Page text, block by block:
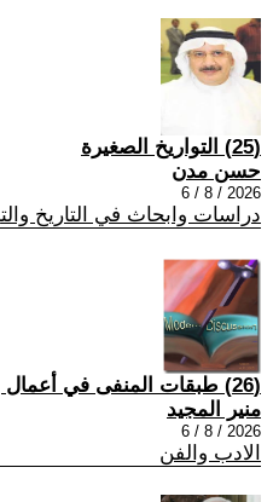
(25) التواريخ الصغيرة
حسن مدن
2026 / 8 / 6
دراسات وابحاث في التاريخ
(26) طبقات المنفى في أعمال بهرم حاجو
منير المجيد
2026 / 8 / 6
الادب والفن